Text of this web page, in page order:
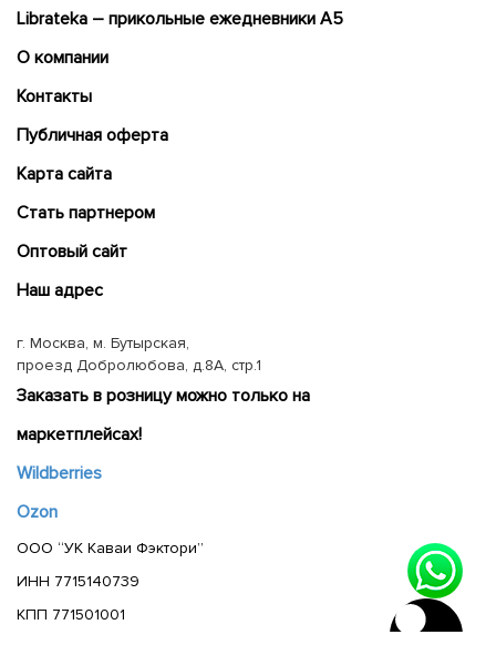
Librateka – прикольные ежедневники А5
О компании
Контакты
Публичная оферта
Карта сайта
Cтать партнером
Оптовый сайт
Наш адрес
г. Москва, м. Бутырская,
проезд Добролюбова, д.8А, стр.1
Заказать в розницу можно только на
маркетплейсах!
Wildberries
Ozon
ООО “УК Каваи Фэктори”
ИНН 7715140739
КПП 771501001